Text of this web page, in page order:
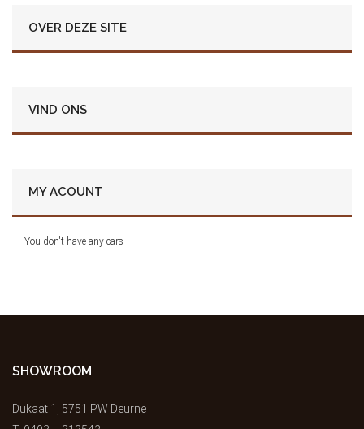
OVER DEZE SITE
VIND ONS
MY ACOUNT
You don't have any cars
SHOWROOM
Dukaat 1, 5751 PW Deurne